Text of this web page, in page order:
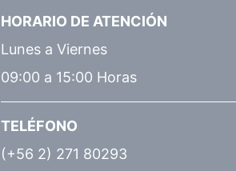
HORARIO DE ATENCIÓN
Lunes a Viernes
09:00 a 15:00 Horas
TELÉFONO
(+56 2) 271 80293